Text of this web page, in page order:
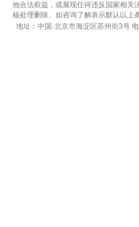
他合法权益，或展现任何违反国家相
核处理删除。如咨询了解表示默认以上
地址：中国·北京市海淀区苏州街3号